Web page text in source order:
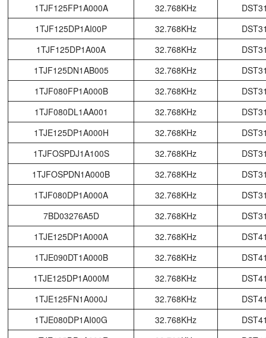
1TJF125FP1A000A 32.768KHz
1TJF125DP1AI00P
32.768KHz
1TJF125DP1A00A
32.768KHz
1TJF125DN1AB005
32.768KHz
1TJF080FP1A000B
32.768KHz
1TJF080DL1AA001
32.768KHz
1TJE125DP1A000H
32.768KHz
1TJFOSPDJ1A100S
32.768KHz
1TJFOSPDN1A000B
32.768KHz
1TJF080DP1A000A
32.768KHz
7BD03276A5D
32.768KHz
1TJE125DP1A000A
32.768KHz
1TJE090DT1A000B
32.768KHz
1TJE125DP1A000M
32.768KHz
1TJE125FN1A000J
32.768KHz
1TJE080DP1AI00G
32.768KHz